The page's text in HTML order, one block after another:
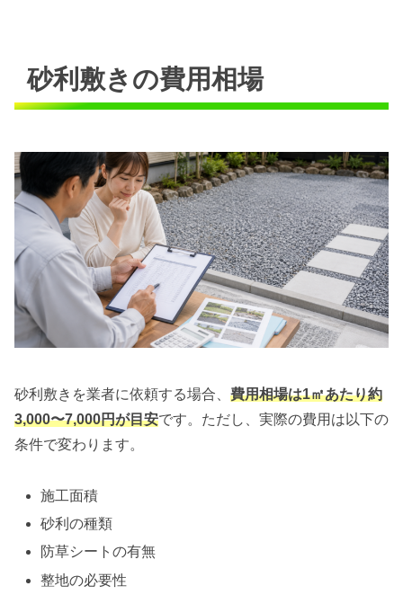
砂利敷きの費用相場
砂利敷きを業者に依頼する場合、 費用相場は1㎡あたり約
3,000〜7,000円が目安です。ただし、実際の費用は以下の
条件で変わります。
施工面積
砂利の種類
防草シートの有無
整地の必要性